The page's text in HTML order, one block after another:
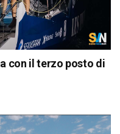
con il terzo posto di